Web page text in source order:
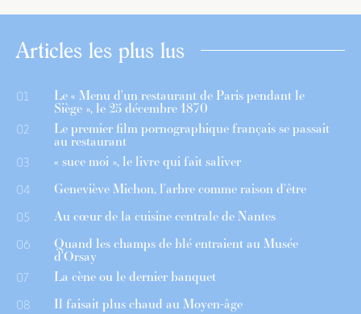
Articles les plus lus
01 Le « Menu d’un restaurant de Paris pendant le
Siège », le 25 décembre 1870
02 Le premier film pornographique français se passait
au restaurant
03 « suce moi », le livre qui fait saliver
04 Geneviève Michon, l’arbre comme raison d’être
05 Au cœur de la cuisine centrale de Nantes
06 Quand les champs de blé entraient au Musée
d’Orsay
07 La cène ou le dernier banquet
08 Il faisait plus chaud au Moyen-âge